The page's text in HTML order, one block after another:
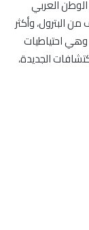
العربي
من البترول، وأكثر
وهي احتياطيات
الجديدة،